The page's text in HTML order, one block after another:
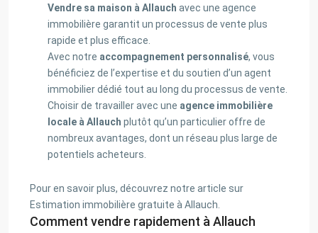
Vendre sa maison à Allauch avec une agence
immobilière garantit un processus de vente plus
rapide et plus efficace.
Avec notre accompagnement personnalisé, vous
bénéficiez de l’expertise et du soutien d’un agent
immobilier dédié tout au long du processus de vente.
Choisir de travailler avec une agence immobilière
locale à Allauch plutôt qu’un particulier offre de
nombreux avantages, dont un réseau plus large de
potentiels acheteurs.
Pour en savoir plus, découvrez notre article sur
Estimation immobilière gratuite à Allauch.
Comment vendre rapidement à Allauch